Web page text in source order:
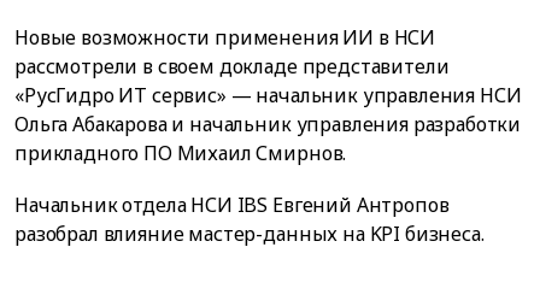
Новые возможности применения ИИ в НСИ
рассмотрели в своем докладе представители
«РусГидро ИТ сервис» — начальник управления НСИ
Ольга Абакарова и начальник управления разработки
прикладного ПО Михаил Смирнов.
Начальник отдела НСИ IBS Евгений Антропов
разобрал влияние мастер-данных на KPI бизнеса.